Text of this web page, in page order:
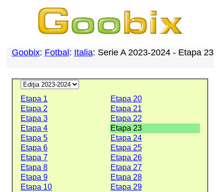
Goobix: Fotbal : Italia: Serie A 2023-2024 - Etapa 23
Etapa 1
Etapa 20
Etapa 2
Etapa 21
Etapa 3
Etapa 22
Etapa 4
Etapa 23
Etapa 5
Etapa 24
Etapa 6
Etapa 25
Etapa 7
Etapa 26
Etapa 8
Etapa 27
Etapa 9
Etapa 28
Etapa 10
Etapa 29